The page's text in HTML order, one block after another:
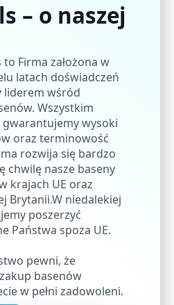
– o naszej
to Firma założona w
latach doświadczeń
liderem wśród
Wszystkim
wysoki
oraz terminowość
rozwija się bardzo
chwilę nasze baseny
krajach UE oraz
Brytanii.W niedalekiej
poszerzyć
Państwa spoza UE.
pewni, że
basenów
w pełni zadowoleni.